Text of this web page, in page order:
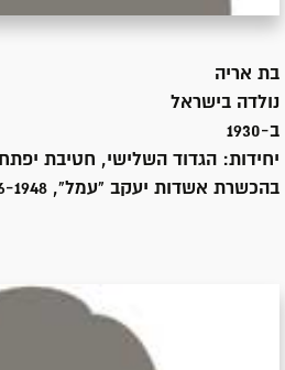
בת אריה
נולדה בישראל
ב-1930
יחידות:
הגדוד השלישי, חטיבת יפתח
בהכשרת אשדות יעקב "עמל", 1946-1948